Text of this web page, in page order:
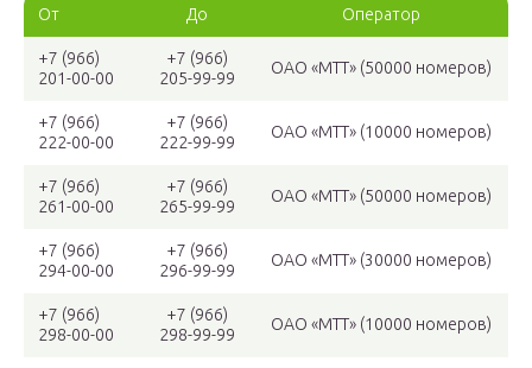
От До Оператор
+7 (966)
201-00-00
+7 (966)
205-99-99
ОАО «МТТ» (50000 номеров)
+7 (966)
222-00-00
+7 (966)
222-99-99
ОАО «МТТ» (10000 номеров)
+7 (966)
261-00-00
+7 (966)
265-99-99
ОАО «МТТ» (50000 номеров)
+7 (966)
294-00-00
+7 (966)
296-99-99
ОАО «МТТ» (30000 номеров)
+7 (966)
298-00-00
+7 (966)
298-99-99
ОАО «МТТ» (10000 номеров)